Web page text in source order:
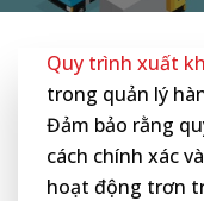
Quy trình xuất
trong quản lý
Đảm bảo rằng
cách chính xác
hoạt động trơn